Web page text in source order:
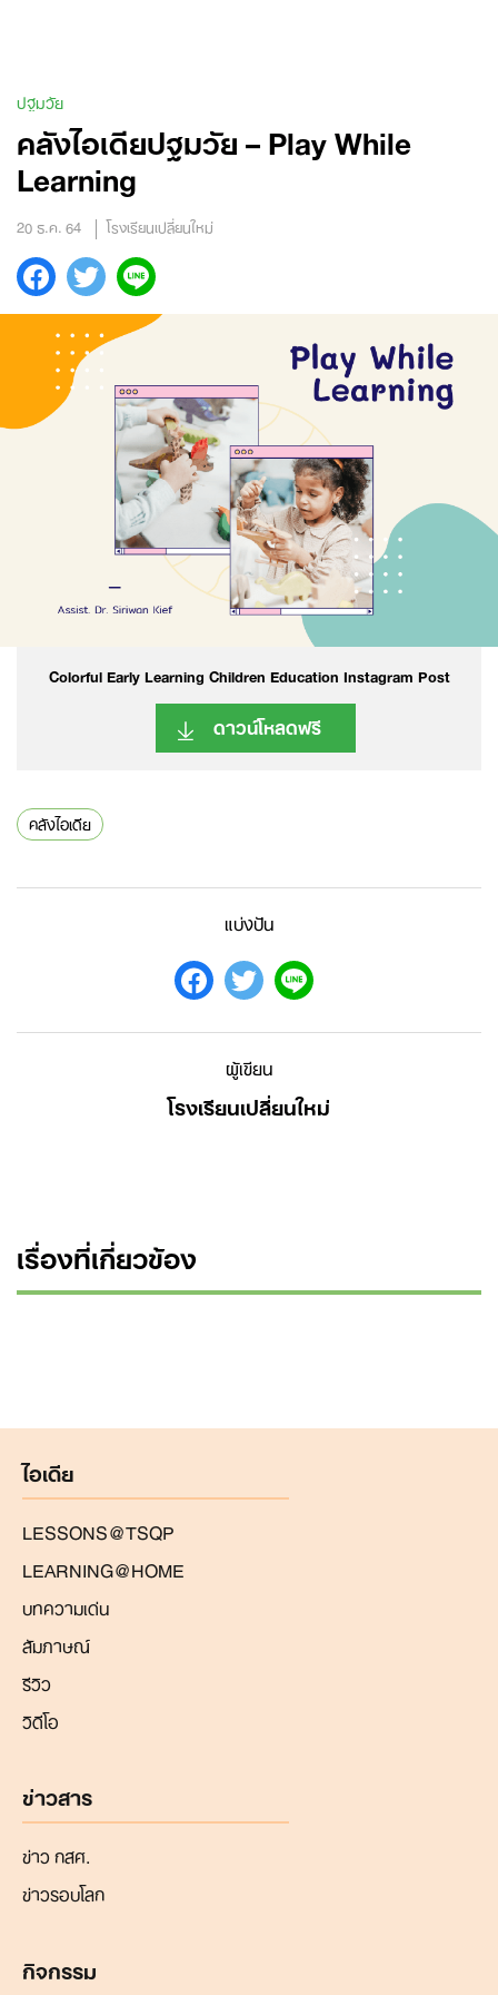
ปฐมวัย
คลังไอเดียปฐมวัย – Play While
Learning
20 ธ.ค. 64 โรงเรียนเปลี่ยนใหม่
Colorful Early Learning Children Education Instagram Post
ดาวน์โหลดฟรี
คลังไอเดีย
แบ่งปัน
ผู้เขียน
โรงเรียนเปลี่ยนใหม่
เรื่องที่เกี่ยวข้อง
ไอเดีย
LESSONS@TSQP
LEARNING@HOME
บทความเด่น
สัมภาษณ์
รีวิว
วิดีโอ
ข่าวสาร
ข่าว กสศ.
ข่าวรอบโลก
กิจกรรม